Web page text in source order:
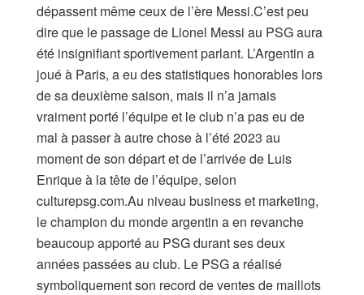
dépassent même ceux de l’ère Messi.C’est peu
dire que le passage de Lionel Messi au PSG aura
été insignifiant sportivement parlant. L’Argentin a
joué à Paris, a eu des statistiques honorables lors
de sa deuxième saison, mais il n’a jamais
vraiment porté l’équipe et le club n’a pas eu de
mal à passer à autre chose à l’été 2023 au
moment de son départ et de l’arrivée de Luis
Enrique à la tête de l’équipe, selon
culturepsg.com.Au niveau business et marketing,
le champion du monde argentin a en revanche
beaucoup apporté au PSG durant ses deux
années passées au club. Le PSG a réalisé
symboliquement son record de ventes de maillots